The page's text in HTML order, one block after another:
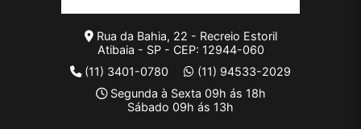
Rua da Bahia, 22 - Recreio Estoril
Atibaia - SP - CEP: 12944-060
(11) 3401-0780
(11) 94533-2029
Segunda à Sexta 09h ás 18h
Sábado 09h ás 13h